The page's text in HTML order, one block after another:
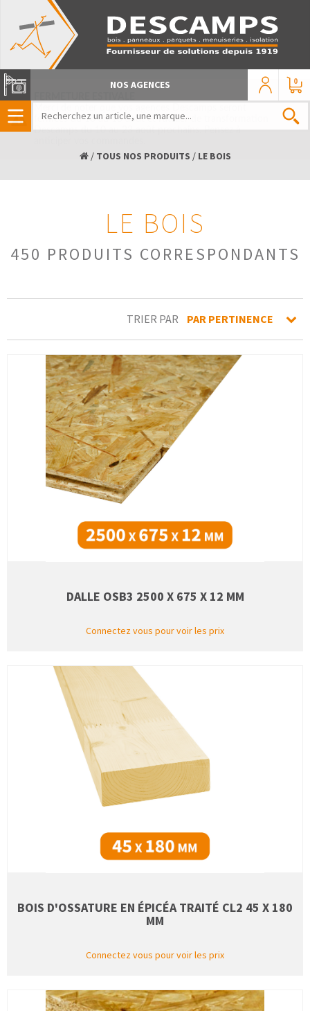
0
NOS AGENCES
/ TOUS NOS PRODUITS / LE BOIS
LE BOIS
450 PRODUITS CORRESPONDANTS
TRIER PAR PAR PERTINENCE
DALLE OSB3 2500 X 675 X 12 MM
Connectez vous pour voir les prix
BOIS D'OSSATURE EN ÉPICÉA TRAITÉ CL2 45 X 180
MM
Connectez vous pour voir les prix